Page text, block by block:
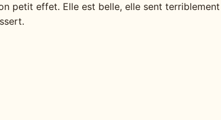
petit effet. Elle est belle, elle sent terriblement